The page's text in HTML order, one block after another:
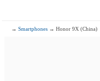
→Smartphones → Honor 9X (China)